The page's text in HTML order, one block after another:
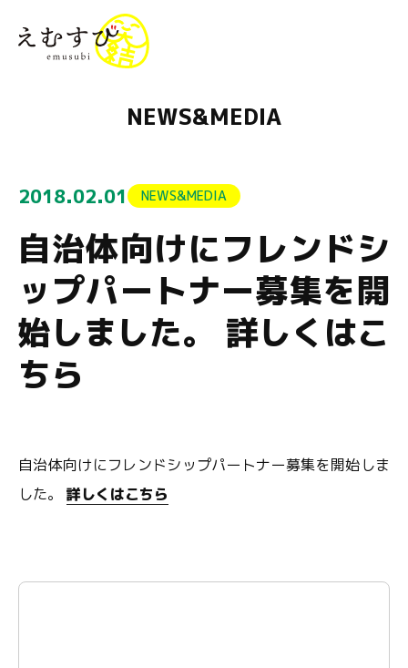
NEWS&MEDIA
2018.02.01 NEWS&MEDIA
自治体向けにフレンドシ
ップパートナー募集を開
始しました。 詳しくはこ
ちら
自治体向けにフレンドシップパートナー募集を開始しま
した。 詳しくはこちら